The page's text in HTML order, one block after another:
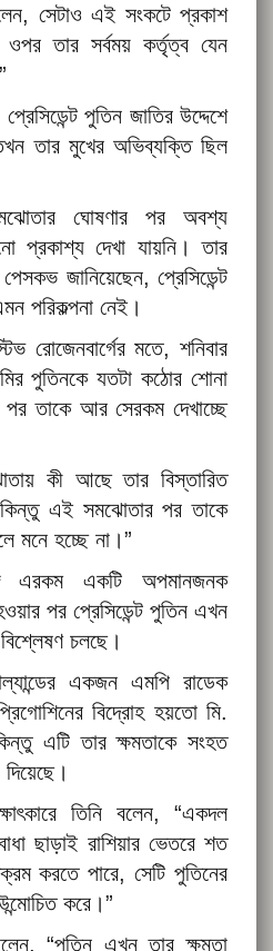
সেটাও এই সংকটে প্রকাশ
ওপর তার সর্বময় কর্তৃত্ব যেন
পুতিন জাতির উদ্দেশে
তার মুখের অভিব্যক্তি ছিল
ঘোষণার পর অবশ্য
প্রকাশ্য দেখা যায়নি। তার
জানিয়েছেন, প্রেসিডেন্ট
পরিকল্পনা নেই।
রোজেনবার্গের মতে, শনিবার
পুতিনকে যতটা কঠোর শোনা
তাকে আর সেরকম দেখাচ্ছে
কী আছে তার বিস্তারিত
এই সমঝোতার পর তাকে
মনে হচ্ছে না।”
এরকম একটি অপমানজনক
পর প্রেসিডেন্ট পুতিন এখন
চলছে।
একজন এমপি রাডেক
বিদ্রোহ হয়তো মি.
এটি তার ক্ষমতাকে সংহত
তিনি বলেন, “একদল
ছাড়াই রাশিয়ার ভেতরে শত
করতে পারে, সেটি পুতিনের
করে।”
“পুতিন এখন তার ক্ষমতা